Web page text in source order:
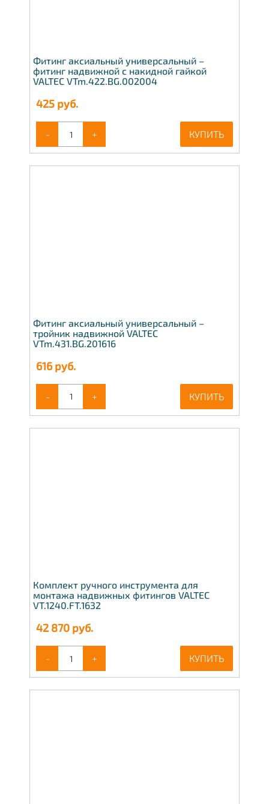
Фитинг аксиальный универсальный –
фитинг надвижной с накидной гайкой
VALTEC VTm.422.BG.002004
425 руб.
- + КУПИТЬ
Фитинг аксиальный универсальный –
тройник надвижной VALTEC
VTm.431.BG.201616
616руб.
- + КУПИТЬ
Комплект ручного инструмента для
монтажа надвижных фитингов VALTEC
VT.1240.FT.1632
42 870 руб.
- + КУПИТЬ